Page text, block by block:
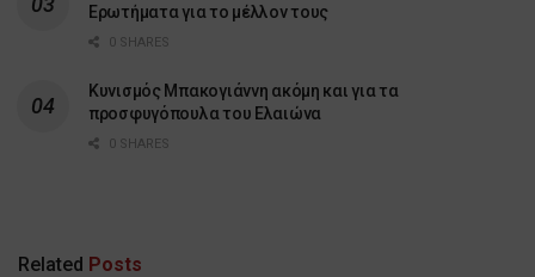
Ερωτήματα για το μέλλον τους
0 SHARES
Κυνισμός Μπακογιάννη ακόμη και για τα
προσφυγόπουλα του Ελαιώνα
0 SHARES
Related Posts